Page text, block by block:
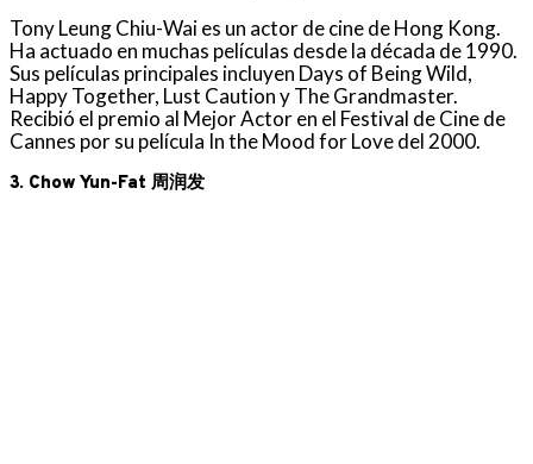
Tony Leung Chiu-Wai es un actor de cine de Hong Kong.
Ha actuado en muchas películas desde la década de 1990.
Sus películas principales incluyen Days of Being Wild,
Happy Together, Lust Caution y The Grandmaster.
Recibió el premio al Mejor Actor en el Festival de Cine de
Cannes por su película In the Mood for Love del 2000.
3. Chow Yun-Fat 周润发